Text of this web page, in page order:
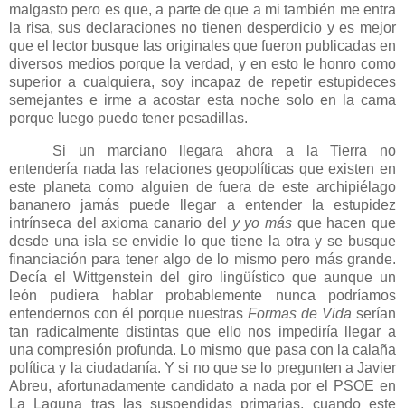
malgasto pero es que, a parte de que a mi también me entra
la risa, sus declaraciones no tienen desperdicio y es mejor
que el lector busque las originales que fueron publicadas en
diversos medios porque la verdad, y en esto le honro como
superior a cualquiera, soy incapaz de repetir estupideces
semejantes e irme a acostar esta noche solo en la cama
porque luego puedo tener pesadillas.
Si un marciano llegara ahora a la Tierra no
entendería nada las relaciones geopolíticas que existen en
este planeta como alguien de fuera de este archipiélago
bananero jamás puede llegar a entender la estupidez
intrínseca del axioma canario del y yo másque hacen que
desde una isla se envidie lo que tiene la otra y se busque
financiación para tener algo de lo mismo pero más grande.
Decía el Wittgenstein del giro lingüístico que aunque un
león pudiera hablar probablemente nunca podríamos
entendernos con él porque nuestras Formas de Vida serían
tan radicalmente distintas que ello nos impediría llegar a
una compresión profunda. Lo mismo que pasa con la calaña
política y la ciudadanía. Y si no que se lo pregunten a Javier
Abreu, afortunadamente candidato a nada por el PSOE en
La Laguna tras las suspendidas primarias, cuando este